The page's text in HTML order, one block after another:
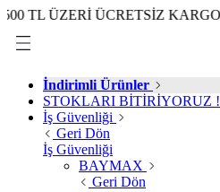
ÜCRETSİZ KARGO
İndirimli Ürünler
STOKLARI BİTİRİYORUZ !
İş Güvenliği
Geri Dön
İş Güvenliği
BAYMAX
Geri Dön